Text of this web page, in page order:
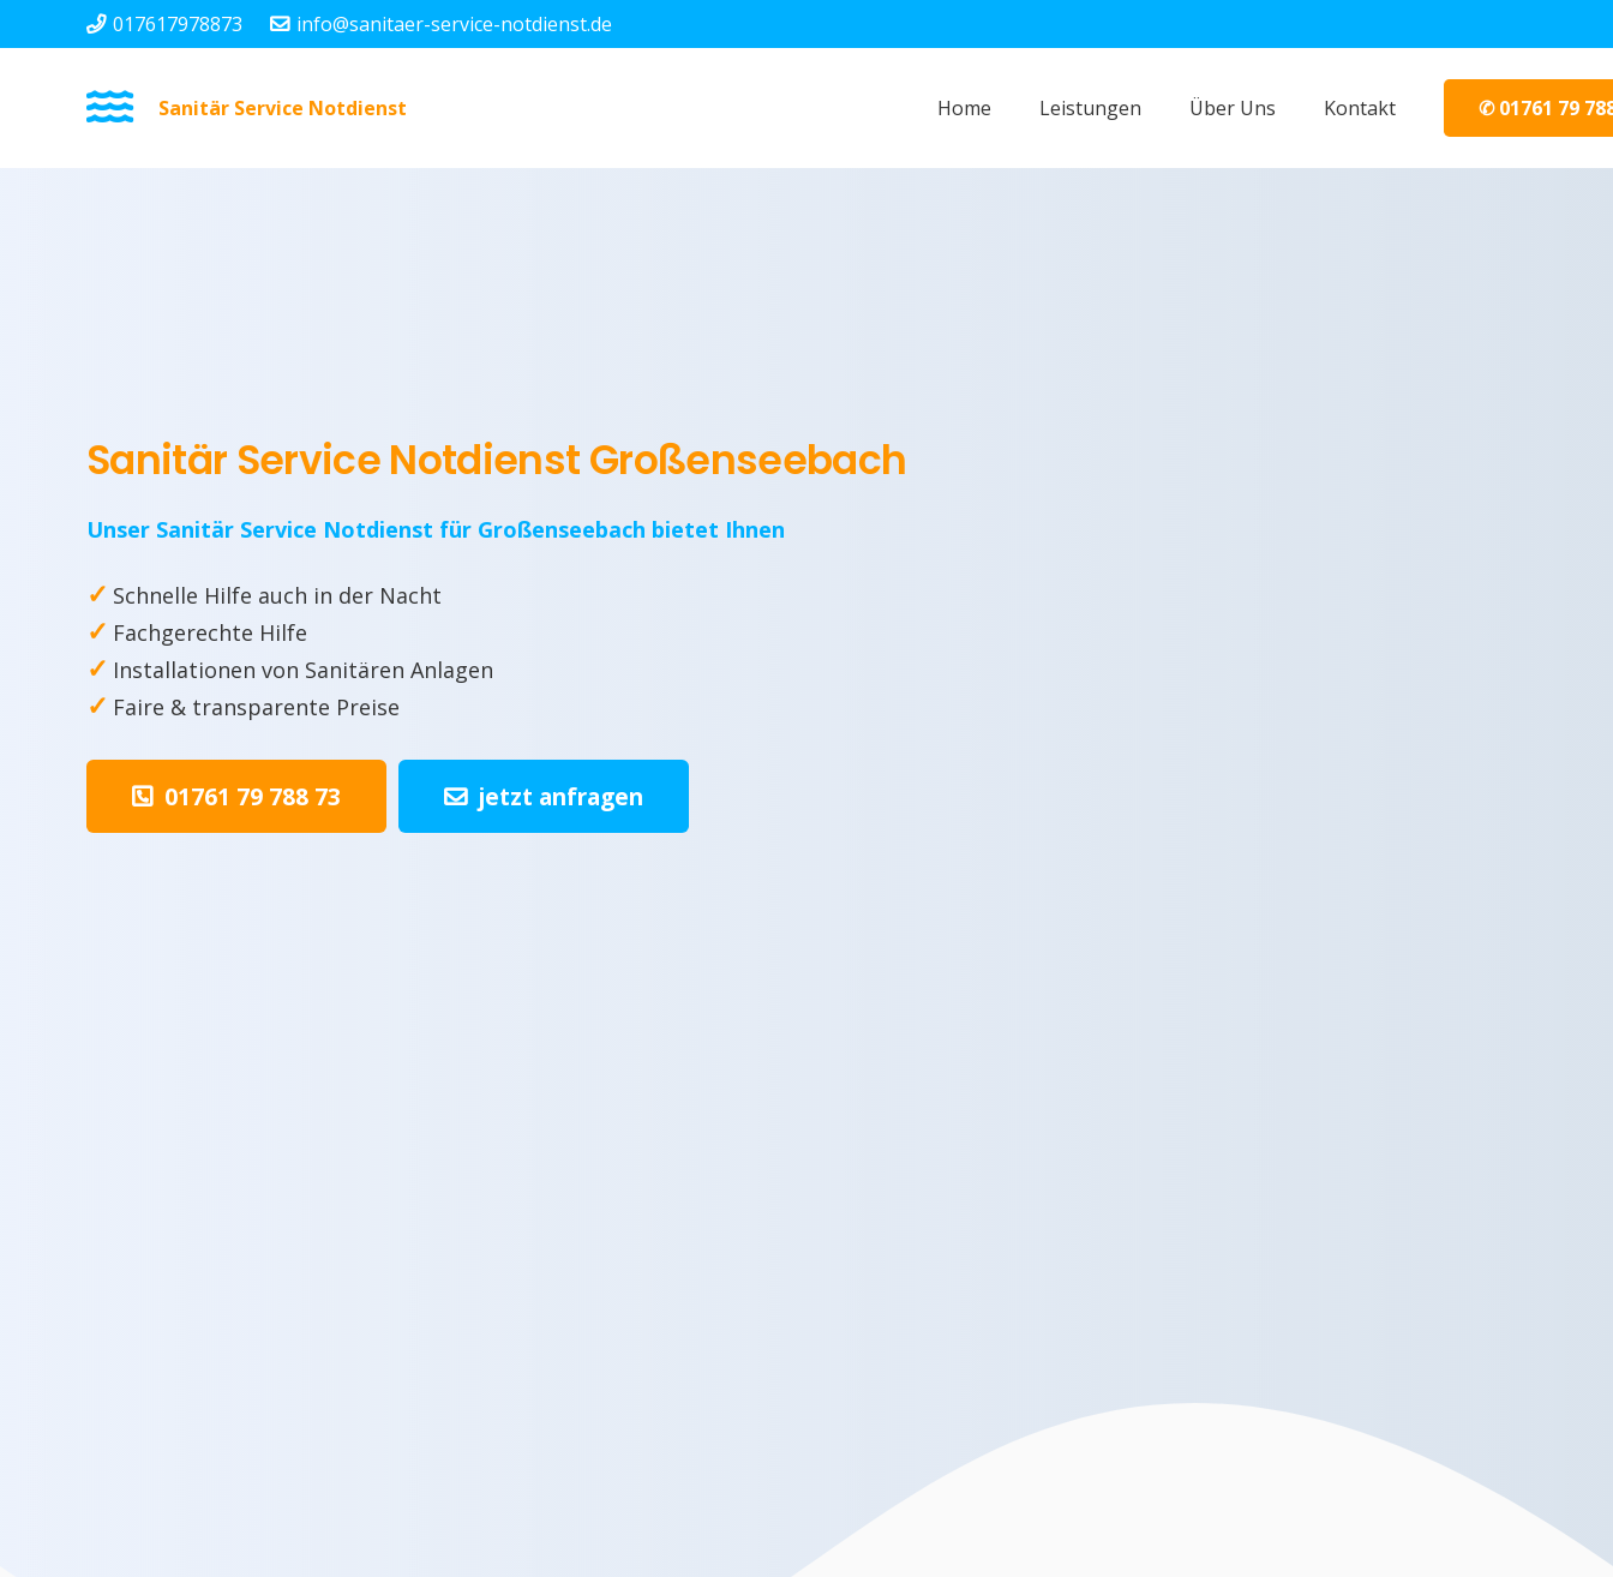
017617978873 info@sanitaer-service-notdienst.de
Sanitär Service Notdienst Home Leistungen Über Uns Kontakt ✆ 01761 79
Sanitär Service Notdienst Großenseebach
Unser Sanitär Service Notdienst für Großenseebach bietet Ihnen
✓ Schnelle Hilfe auch in der Nacht
✓ Fachgerechte Hilfe
✓ Installationen von Sanitären Anlagen
✓ Faire & transparente Preise
01761 79 788 73 jetzt anfragen